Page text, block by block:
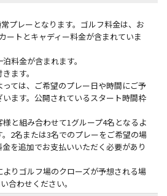
プレーとなります。ゴルフ料金は、お
ートとキャディー料金が含まれていま
料金が含まれます。
ます。
っては、ご希望のプレー日や時間にご予
ます。公開されているスタート時間枠
様と組み合わせて1グループ4名となるよ
2名または3名でのプレーをご希望の場
を追加でお支払いいただく必要があり
りゴルフ場のクローズが予想される場
合わせください。